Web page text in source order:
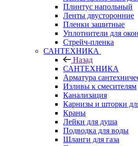
Плинтус напольный
Ленты двусторонние
Пленки защитные
Уплотнители для окон
Стрейч-пленка
САНТЕХНИКА
Назад
САНТЕХНИКА
Арматура
Изливы к смесителям
Канализация
Карнизы и шторки
Краны
Лейки для душа
Подводка для воды
Шланги для газа